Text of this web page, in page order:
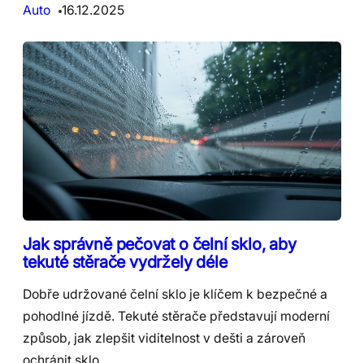
Auto
16.12.2025
Jak správně pečovat o čelní sklo, aby
tekuté stěrače vydržely déle
Dobře udržované čelní sklo je klíčem k bezpečné a
pohodlné jízdě. Tekuté stěrače představují moderní
způsob, jak zlepšit viditelnost v dešti a zároveň